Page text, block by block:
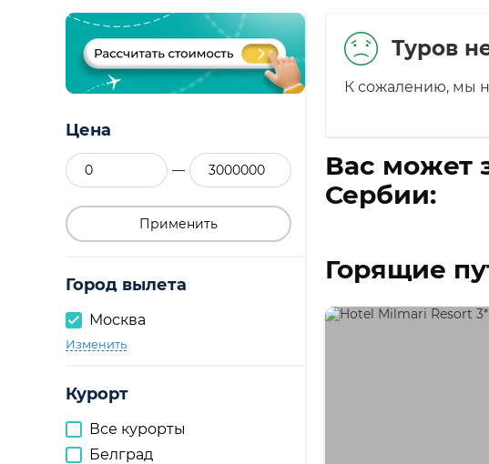
Цена
—
Применить
Город вылета
Москва
Изменить
Курорт
Все курорты
Белград
Туров
К сожалению, мы
Вас может
Сербии:
Горящие